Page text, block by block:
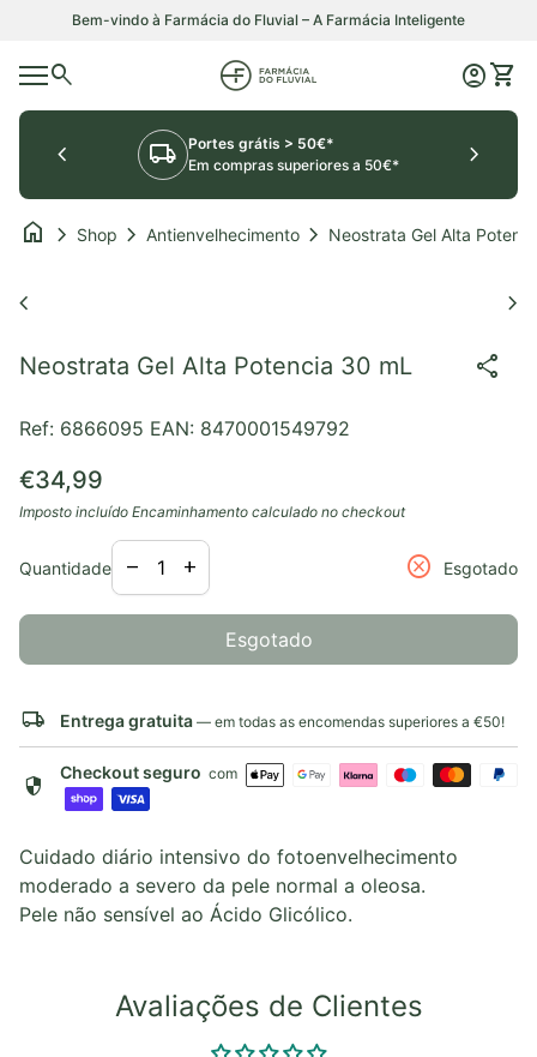
Saltar para o conteúdo
Bem-vindo à Farmácia do Fluvial – A Farmácia Inteligente
Navegação móvel
search Início Conta
account_circle Ver
shopping_cart
local_shipping
Portes grátis > 50€*
Em compras superiores a 50€*
chevron_left chevron_right
home chevron_right Shop chevron_right Antienvelhecimento chevron_right
chevron_left chevron_right
Neostrata Gel Alta Potencia 30 mL share
Ref: 6866095 EAN: 8470001549792
Preço normal
€34,99
Imposto incluído Encaminhamento calculado no checkout
Quantidade
Diminuir a quantidade para
remove
Aumentar a quantidade para
add cancel Esgotado
Esgotado
local_shipping Entrega gratuita — em todas as encomendas superiores a €50!
security Checkout seguro com
Cuidado diário intensivo do fotoenvelhecimento
moderado a severo da pele normal a oleosa.
Pele não sensível ao Ácido Glicólico.
Avaliações de Clientes